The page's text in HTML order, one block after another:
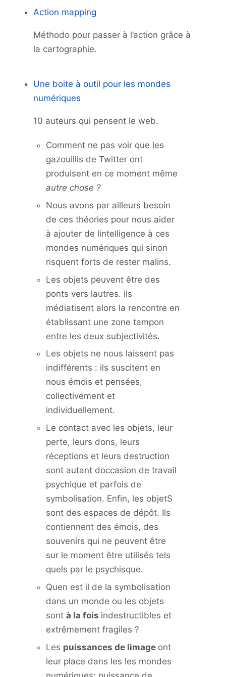
Action mapping
Méthodo pour passer à l’action grâce à
la cartographie.
Une boite à outil pour les mondes
numériques
10 auteurs qui pensent le web.
Comment ne pas voir que les
gazouillis de Twitter ont
produisent en ce moment même
autre chose ?
Nous avons par ailleurs besoin
de ces théories pour nous aider
à ajouter de lintelligence à ces
mondes numériques qui sinon
risquent forts de rester malins.
Les objets peuvent être des
ponts vers lautres. ils
médiatisent alors la rencontre en
établissant une zone tampon
entre les deux subjectivités.
Les objets ne nous laissent pas
indifférents : ils suscitent en
nous émois et pensées,
collectivement et
individuellement.
Le contact avec les objets, leur
perte, leurs dons, leurs
réceptions et leurs destruction
sont autant doccasion de travail
psychique et parfois de
symbolisation. Enfin, les objetS
sont des espaces de dépôt. Ils
contiennent des émois, des
souvenirs qui ne peuvent être
sur le moment être utilisés tels
quels par le psychisque.
Quen est il de la symbolisation
dans un monde ou les objets
sont à la fois indestructibles et
extrêmement fragiles ?
Les puissances de limage ont
leur place dans les les mondes